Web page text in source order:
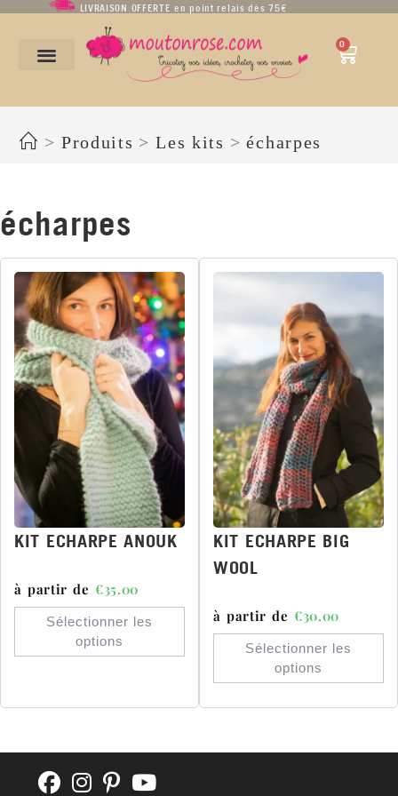
LIVRAISON OFFERTE en point relais dès 75€
0
> Produits > Les kits > écharpes
écharpes
KIT ECHARPE ANOUK
à partir de €35.00
Sélectionner les
options
KIT ECHARPE BIG
WOOL
à partir de €30.00
Sélectionner les
options